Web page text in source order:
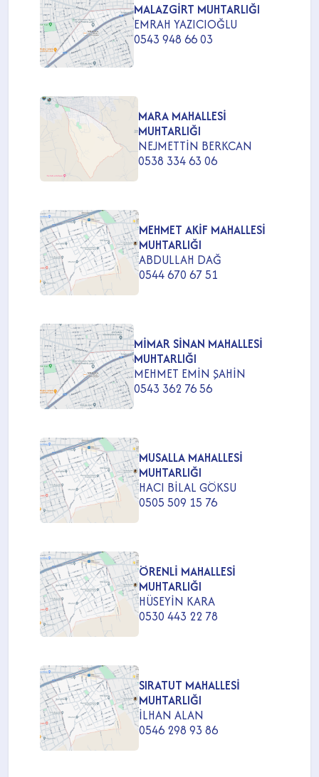
MALAZGİRT MUHTARLIĞI
EMRAH YAZICIOĞLU
0543 948 66 03
MARA MAHALLESİ
MUHTARLIĞI
NEJMETTİN BERKCAN
0538 334 63 06
MEHMET AKİF MAHALLESİ
MUHTARLIĞI
ABDULLAH DAĞ
0544 670 67 51
MİMAR SİNAN MAHALLESİ
MUHTARLIĞI
MEHMET EMİN ŞAHİN
0543 362 76 56
MUSALLA MAHALLESİ
MUHTARLIĞI
HACI BİLAL GÖKSU
0505 509 15 76
ÖRENLİ MAHALLESİ
MUHTARLIĞI
HÜSEYİN KARA
0530 443 22 78
SIRATUT MAHALLESİ
MUHTARLIĞI
İLHAN ALAN
0546 298 93 86